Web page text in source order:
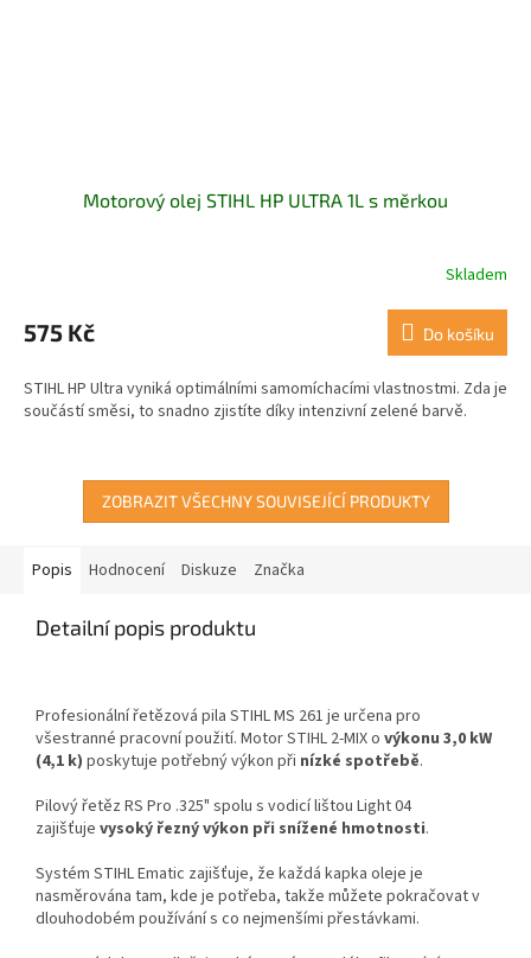
Motorový olej STIHL HP ULTRA 1L s měrkou
produktu
je
z
5
Skladem
575 Kč Do košíku
STIHL HP Ultra vyniká optimálními samomíchacími vlastnostmi. Zda je
součástí směsi, to snadno zjistíte díky intenzivní zelené barvě.
ZOBRAZIT VŠECHNY SOUVISEJÍCÍ PRODUKTY
Popis Hodnocení Diskuze Značka
Detailní popis produktu
Profesionální řetězová pila STIHL MS 261 je určena pro
všestranné pracovní použití. Motor STIHL 2-MIXo výkonu 3,0 kW
(4,1 k) poskytuje potřebný výkon při nízké spotřebě.
Pilový řetěz RS Pro .325" spolu s vodicí lištou Light 04
zajišťuje vysoký řezný výkon při snížené hmotnosti.
Systém STIHL Ematic zajišťuje, že každá kapka oleje je
nasměrována tam, kde je potřeba, takže můžete pokračovat v
dlouhodobém používání s co nejmenšími přestávkami.